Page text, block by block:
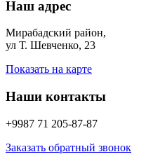
Наш адрес
Мирабадский район,
ул Т. Шевченко, 23
Показать на карте
Наши контакты
+9987 71 205-87-87
Заказать обратный звонок